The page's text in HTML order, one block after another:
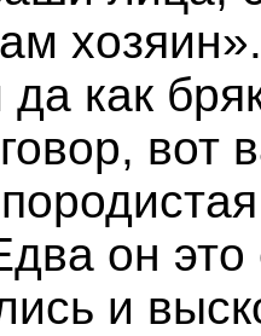
как
вот
он это
и